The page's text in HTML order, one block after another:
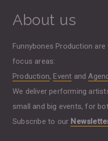
About us
Funnybones Production
focus areas:
Production, Event and
We deliver performing
small and big events, for
Subscribe to our